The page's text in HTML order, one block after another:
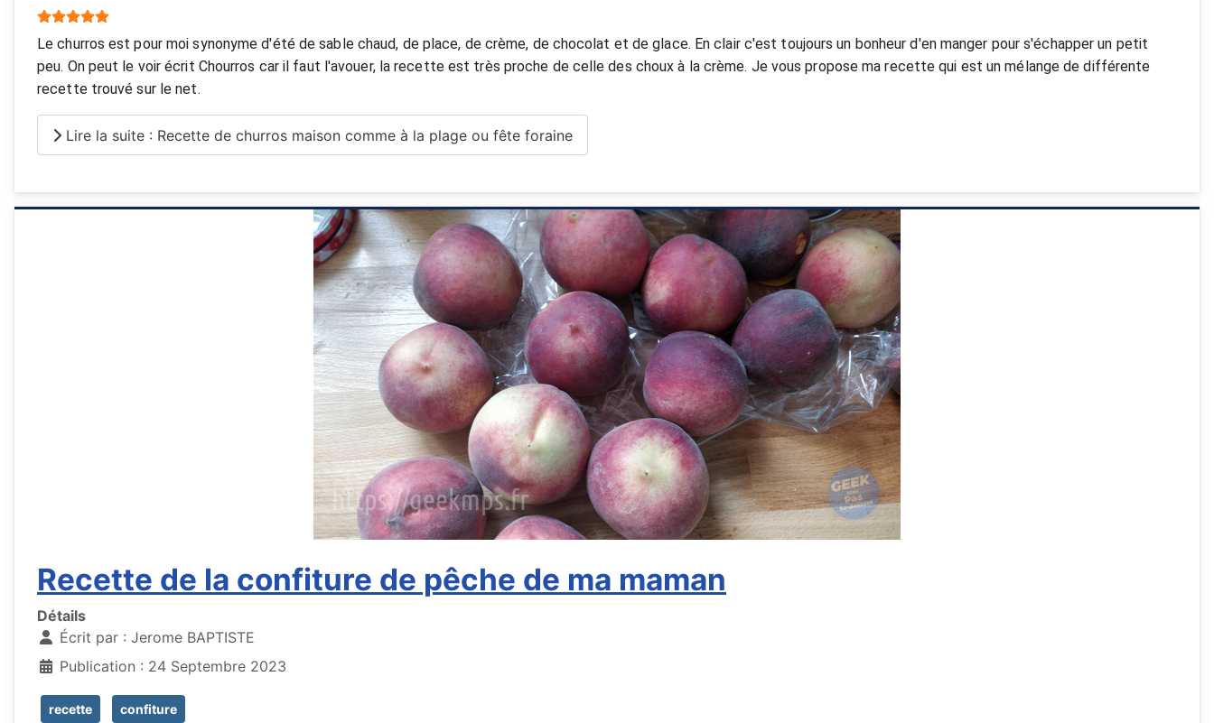
Vote utilisateur:
Le churros est pour moi synonyme d'été de sable chaud, de place, de crème, de chocolat et de glace. En clair c'est toujours un bonheur d'en manger pour s'échapper un petit
peu. On peut le voir écrit Chourros car il faut l'avouer, la recette est très proche de celle des choux à la crème. Je vous propose ma recette qui est un mélange de différente
recette trouvé sur le net.
Lire la suite : Recette de churros maison comme à la plage ou fête foraine
Recette de la confiture de pêche de ma maman
Détails
Écrit par : Jerome BAPTISTE
Publication : 24 Septembre 2023
recette confiture